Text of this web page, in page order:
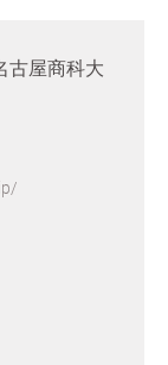
古屋商科大